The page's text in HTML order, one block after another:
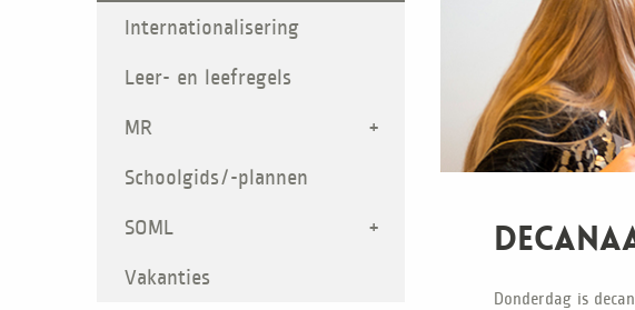
Internationalisering
Leer- en leefregels
MR
Schoolgids/-plannen
SOML
Vakanties
Donderdag is